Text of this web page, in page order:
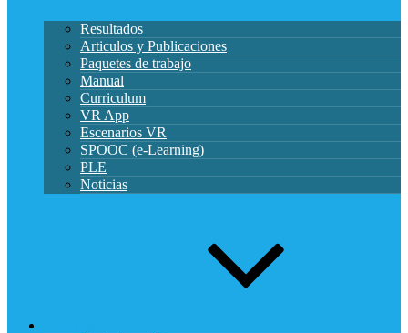
Resultados
Articulos y Publicaciones
Paquetes de trabajo
Manual
Curriculum
VR App
Escenarios VR
SPOOC (e-Learning)
PLE
Noticias